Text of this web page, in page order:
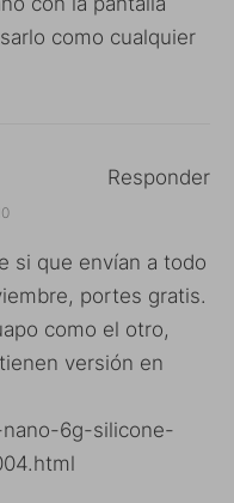
como cualquier
si que envían a todo
portes gratis.
como el otro,
versión en
6g-silicone-
Responder